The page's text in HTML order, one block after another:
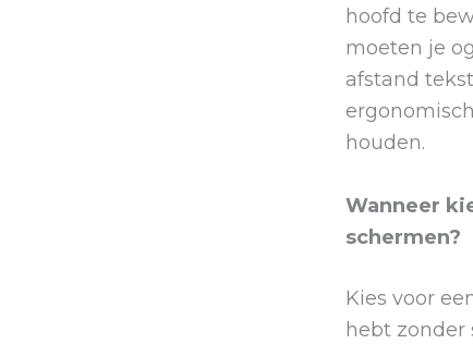
hoofd te
moeten je
afstand
houden.
Wanneer
schermen?
Kies voor
hebt zonder